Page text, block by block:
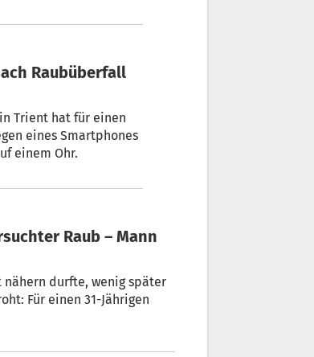
Raubüberfall
Trient hat für einen
eines Smartphones
einem Ohr.
Raub – Mann
durfte, wenig später
Für einen 31-Jährigen